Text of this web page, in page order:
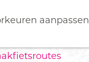
aanpassen